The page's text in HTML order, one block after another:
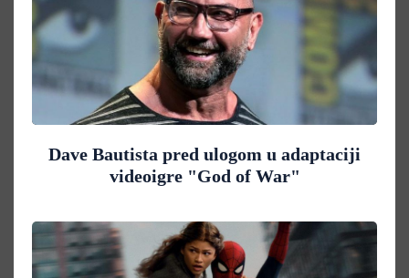
Dave Bautista pred ulogom u adaptaciji
videoigre "God of War"